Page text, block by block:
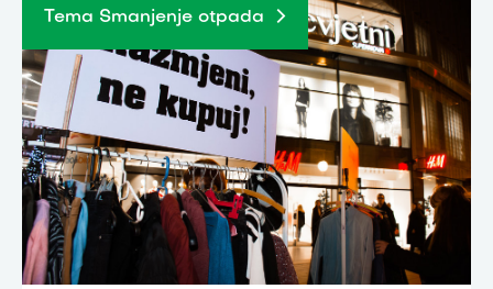
Tema Smanjenje otpada